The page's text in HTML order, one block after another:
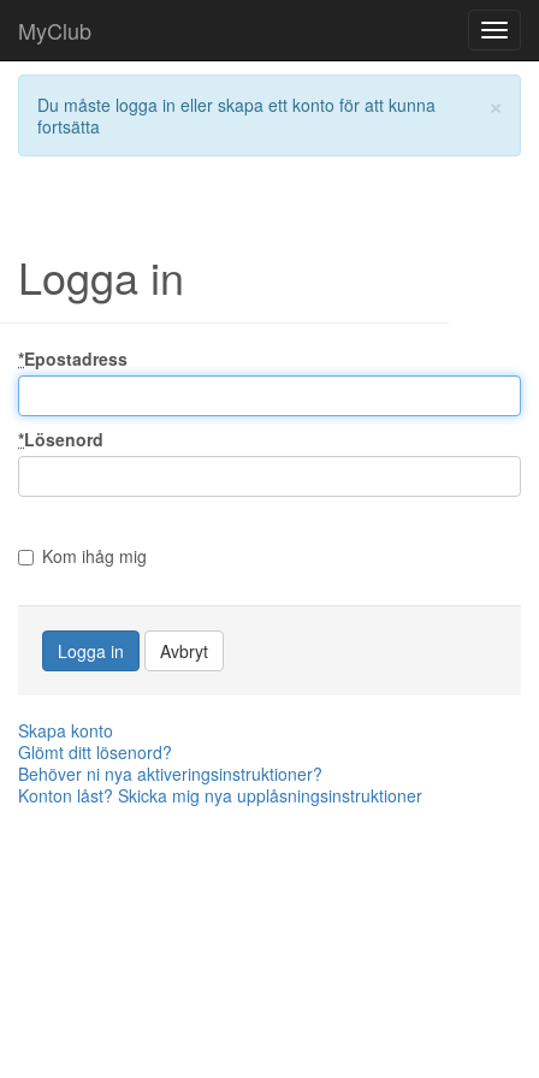
MyClub
×
Du måste logga in eller skapa ett konto för att kunna
fortsätta
Logga in
*Epostadress
*Lösenord
Kom ihåg mig
Logga in Avbryt
Skapa konto
Glömt ditt lösenord?
Behöver ni nya aktiveringsinstruktioner?
Konton låst? Skicka mig nya upplåsningsinstruktioner